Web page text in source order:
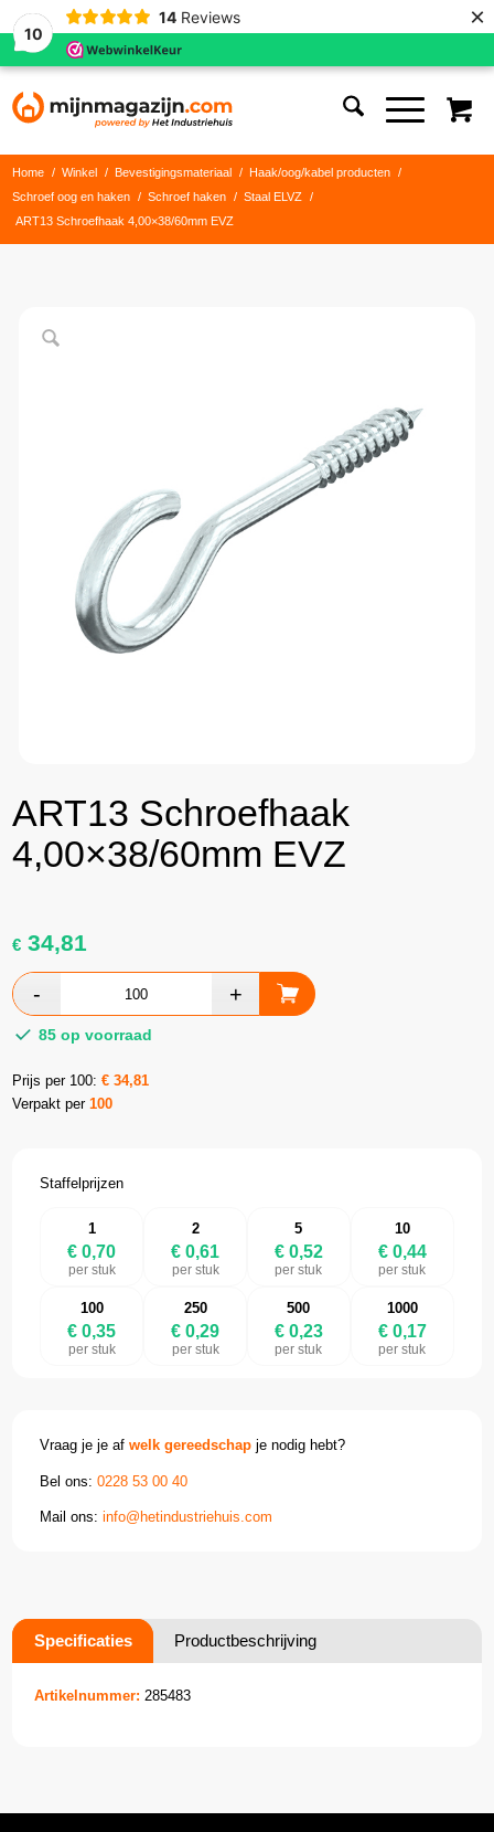
10
14 Reviews ×
Home / Winkel / Bevestigingsmateriaal / Haak/oog/kabel producten
/
Schroef oog en haken
/ Schroef haken / Staal ELVZ
/
ART13 Schroefhaak 4,00×38/60mm EVZ
ART13 Schroefhaak
4,00×38/60mm EVZ
€ 34,81
85 op voorraad
Prijs per 100:€34,81
Verpakt per100
Staffelprijzen
1
€ 0,70
per stuk
2
€ 0,61
per stuk
5
€ 0,52
per stuk
10
€ 0,44
per stuk
100
€ 0,35
per stuk
250
€ 0,29
per stuk
500
€ 0,23
per stuk
1000
€ 0,17
per stuk
Vraag je je afwelk gereedschap je nodig hebt?
Bel ons:0228 53 00 40
Mail ons:info@hetindustriehuis.com
Specificaties Productbeschrijving
Artikelnummer: 285483